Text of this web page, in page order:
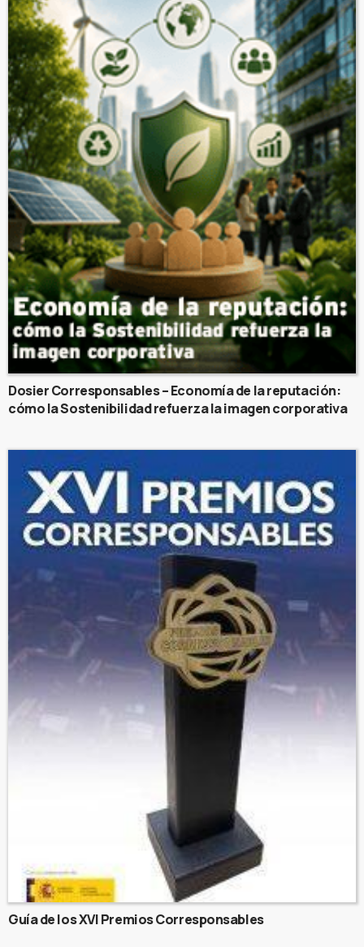
Dosier Corresponsables – Economía de la reputación:
cómo la Sostenibilidad refuerza la imagen corporativa
Guía de los XVI Premios Corresponsables